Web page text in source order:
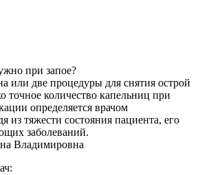
при запое?
или две процедуры для снятия острой
точное количество капельниц при
определяется врачом
из тяжести состояния пациента, его
заболеваний.